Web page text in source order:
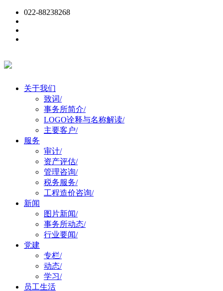
022-88238268
关于我们
致词/
事务所简介/
LOGO诠释与名称解读/
主要客户/
服务
审计/
资产评估/
管理咨询/
税务服务/
工程造价咨询/
新闻
图片新闻/
事务所动态/
行业要闻/
党建
专栏/
动态/
学习/
员工生活